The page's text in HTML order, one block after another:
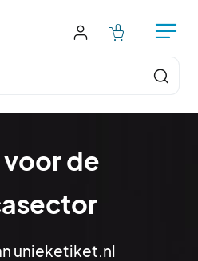
de
unieketiket.nl